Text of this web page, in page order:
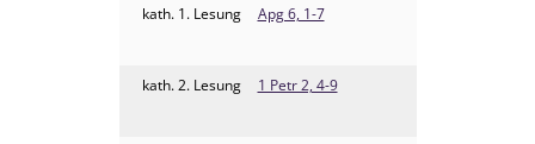
kath. 1. Lesung
kath. 2. Lesung
Apg 6, 1-7
1 Petr 2, 4-9